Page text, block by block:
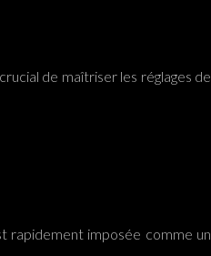
de maîtriser les réglages de
rapidement imposée comme un